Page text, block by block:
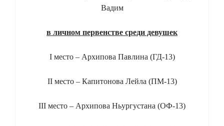
Вадим
в личном первенстве среди девушек
I место – Архипова Павлина (ГД-13)
II место – Капитонова Лейла (ПМ-13)
III место – Архипова Ньургустана (ОФ-13)